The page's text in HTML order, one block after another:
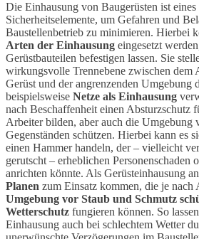
Die Einhausung von Baugerüsten ist
Sicherheitselemente, um Gefahren und
Baustellenbetrieb zu minimieren. Hierbei
Arten der Einhausung eingesetzt
Gerüstbauteilen befestigen lassen. Sie
wirkungsvolle Trennebene zwischen dem
Gerüst und der angrenzenden Umgebung
beispielsweise Netze als Einhausung
nach Beschaffenheit einen Absturzschutz
Arbeiter bilden, aber auch die Umgebung
Gegenständen schützen. Hierbei kann es
einen Hammer handeln, der – vielleicht
gerutscht – erheblichen Personenschaden
anrichten könnte. Als Gerüsteinhausung
Planen zum Einsatz kommen, die je nach
Umgebung vor Staub und Schmutz
Wetterschutz fungieren können. So
Einhausung auch bei schlechtem Wetter